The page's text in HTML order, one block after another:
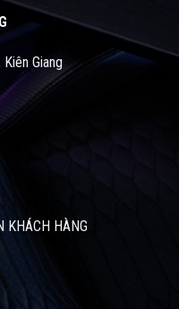
Giang
KHÁCH HÀNG